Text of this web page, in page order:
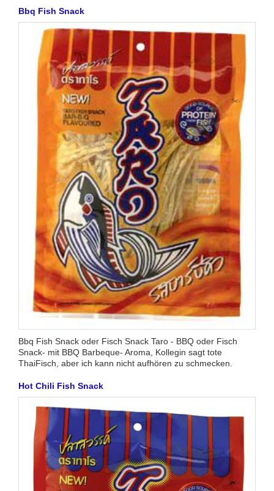
Bbq Fish Snack
Bbq Fish Snack oder Fisch Snack Taro - BBQ oder Fisch
Snack- mit BBQ Barbeque- Aroma, Kollegin sagt tote
ThaiFisch, aber ich kann nicht aufhören zu schmecken.
Hot Chili Fish Snack